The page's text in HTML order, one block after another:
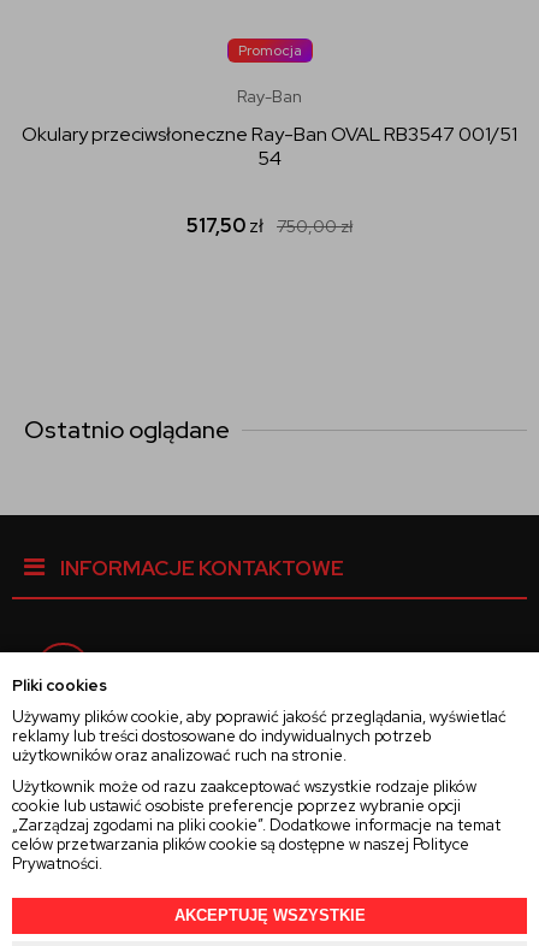
Pliki cookies
Używamy plików cookie, aby poprawić jakość przeglądania, wyświetlać
reklamy lub treści dostosowane do indywidualnych potrzeb
użytkowników oraz analizować ruch na stronie.
Użytkownik może od razu zaakceptować wszystkie rodzaje plików
cookie lub ustawić osobiste preferencje poprzez wybranie opcji
„Zarządzaj zgodami na pliki cookie”. Dodatkowe informacje na temat
celów przetwarzania plików cookie są dostępne w naszej Polityce
Prywatności.
AKCEPTUJĘ WSZYSTKIE
Promocja
Ray-Ban
Okulary przeciwsłoneczne Ray-Ban OVAL RB3547 001/51
54
517,50zł 750,00zł
Ostatnio oglądane
INFORMACJE KONTAKTOWE
Instagram
Twitter
2025 © Wszelkie Prawa ZastrzeżoneRajsoczewek.pl